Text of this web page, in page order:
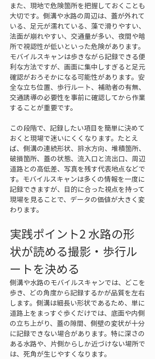
また、現地で危険箇所を把握しておくことも
大切です。側溝や水路の周辺は、蓋が外れて
いる、足元が濡れている、藻で滑りやすい、
法面が崩れやすい、交通量が多い、夜間や暗
所で視認性が低いといった危険があります。
モバイルスキャンは歩きながら記録できる便
利な方法ですが、画面に集中しすぎると足元
確認がおろそかになる可能性があります。安
全な立ち位置、歩行ルート、補助者の有無、
交通誘導の必要性を事前に確認してから作業
することが重要です。
この段階で、記録したい項目を簡単に決めて
おくと現場で迷いにくくなります。たとえ
ば、側溝の連続形状、排水方向、堆積箇所、
破損箇所、蓋の状態、流入口と流出口、周辺
道路との高低差、写真を残す代表地点などで
す。モバイルスキャンは多くの情報を一度に
記録できますが、目的に合った視点を持って
現場を見ることで、データの価値が大きく変
わります。
実践ポイント2 水路の形
状が読める撮影・歩行ル
ートを決める
側溝や水路のモバイルスキャンでは、どこを
歩き、どの角度から記録するかが品質を左右
します。側溝は細長い形状であるため、単に
道路上をまっすぐ歩くだけでは、底面や内側
の立ち上がり、蓋の隙間、側壁の変状が十分
に記録できない場合があります。特に深さの
ある水路や、片側からしか近づけない場所で
は、死角が生じやすくなります。